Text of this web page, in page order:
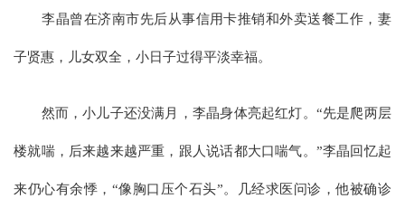
李晶曾在济南市先后从事信用卡推销和外卖送餐工作，妻
子贤惠，儿女双全，小日子过得平淡幸福。
然而，小儿子还没满月，李晶身体亮起红灯。“先是爬两层
楼就喘，后来越来越严重，跟人说话都大口喘气。”李晶回忆起
来仍心有余悸，“像胸口压个石头”。几经求医问诊，他被确诊